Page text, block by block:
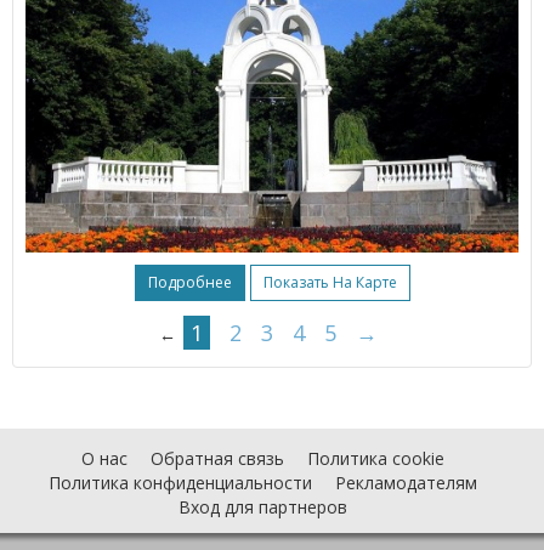
Подробнее Показать На Карте
← 1 2 3 4 5 →
О нас Обратная связь
Политика cookie
Политика конфиденциальности
Рекламодателям
Вход для партнеров